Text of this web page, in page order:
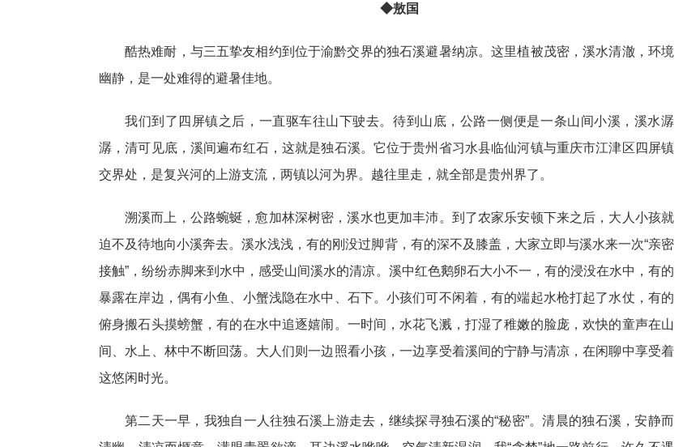
◆敖国
酷热难耐，与三五挚友相约到位于渝黔交界的独石溪避暑纳凉。这里植被茂密，溪水清澈，环境
幽静，是一处难得的避暑佳地。
我们到了四屏镇之后，一直驱车往山下驶去。待到山底，公路一侧便是一条山间小溪，溪水潺
潺，清可见底，溪间遍布红石，这就是独石溪。它位于贵州省习水县临仙河镇与重庆市江津区四屏镇
交界处，是复兴河的上游支流，两镇以河为界。越往里走，就全部是贵州界了。
溯溪而上，公路蜿蜒，愈加林深树密，溪水也更加丰沛。到了农家乐安顿下来之后，大人小孩就
迫不及待地向小溪奔去。溪水浅浅，有的刚没过脚背，有的深不及膝盖，大家立即与溪水来一次“亲密
接触”，纷纷赤脚来到水中，感受山间溪水的清凉。溪中红色鹅卵石大小不一，有的浸没在水中，有的
暴露在岸边，偶有小鱼、小蟹浅隐在水中、石下。小孩们可不闲着，有的端起水枪打起了水仗，有的
俯身搬石头摸螃蟹，有的在水中追逐嬉闹。一时间，水花飞溅，打湿了稚嫩的脸庞，欢快的童声在山
间、水上、林中不断回荡。大人们则一边照看小孩，一边享受着溪间的宁静与清凉，在闲聊中享受着
这悠闲时光。
第二天一早，我独自一人往独石溪上游走去，继续探寻独石溪的“秘密”。清晨的独石溪，安静而